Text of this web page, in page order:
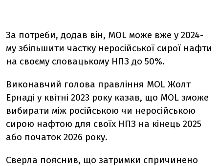
За потреби, додав він, MOL може вже у 2024-
му збільшити частку неросійської сирої нафти
на своєму словацькому НПЗ до 50%.
Виконавчий голова правління MOL Жолт
Ернаді у квітні 2023 року казав, що MOL зможе
вибирати між російською чи неросійською
сирою нафтою для своїх НПЗ на кінець 2025
або початок 2026 року.
Сверла пояснив, що затримки спричинено